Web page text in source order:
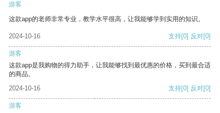
游客
这款app的老师非常专业，教学水平很高，让我能够学到实用的知识。
2024-10-16 支持[0] 反对[0]
游客
这款app是我购物的得力助手，让我能够找到最优惠的价格，买到最合适
的商品。
2024-10-16
支持[0] 反对[0]
游客